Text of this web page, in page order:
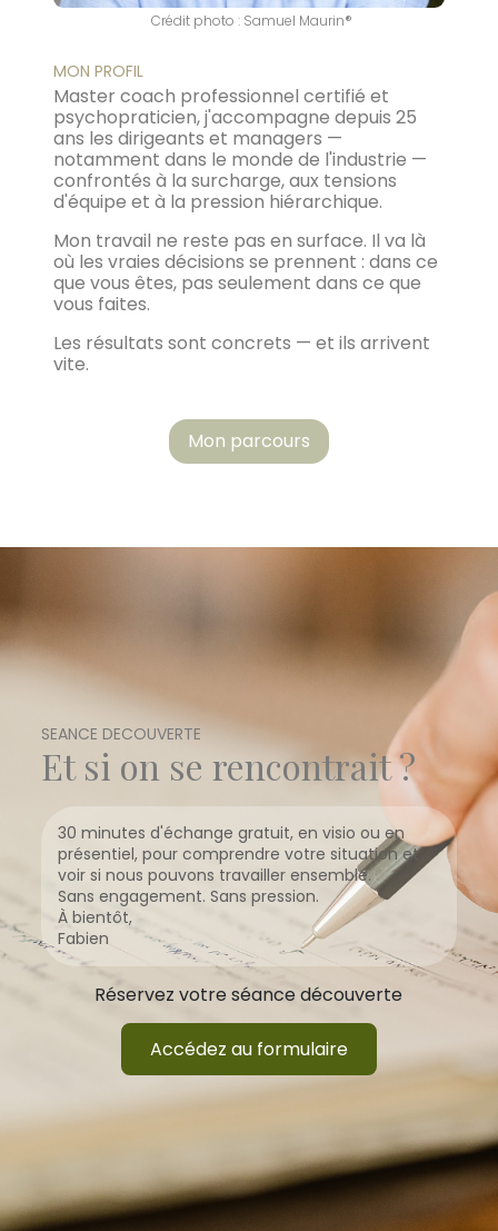
Crédit photo : Samuel Maurin®
MON PROFIL
Master coach professionnel certifié et
psychopraticien, j'accompagne depuis 25
ans les dirigeants et managers —
notamment dans le monde de l'industrie —
confrontés à la surcharge, aux tensions
d'équipe et à la pression hiérarchique.
Mon travail ne reste pas en surface. Il va là
où les vraies décisions se prennent : dans ce
que vous êtes, pas seulement dans ce que
vous faites.
Les résultats sont concrets — et ils arrivent
vite.
Mon parcours
SEANCE DECOUVERTE
Et si on se rencontrait ?
30 minutes d'échange gratuit, en visio ou en
présentiel, pour comprendre votre situation et
voir si nous pouvons travailler ensemble.
Sans engagement. Sans pression.
À bientôt,
Fabien
Réservez votre séance découverte
Accédez au formulaire